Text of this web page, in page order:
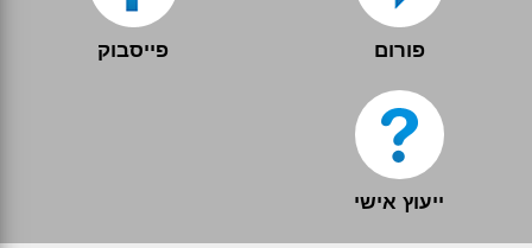
פורום פייסבוק
ייעוץ אישי